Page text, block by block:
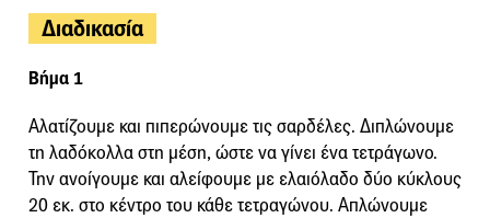
Διαδικασία
Βήμα 1
Αλατίζουμε και πιπερώνουμε τις σαρδέλες. Διπλώνουμε
τη λαδόκολλα στη μέση, ώστε να γίνει ένα τετράγωνο.
Την ανοίγουμε και αλείφουμε με ελαιόλαδο δύο κύκλους
20 εκ. στο κέντρο του κάθε τετραγώνου. Απλώνουμε